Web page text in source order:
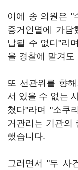
이에 송 의원은 "
증거인멸에 가담
납될 수 없다"라
을 경찰에 맡겨도
또 선관위를 향
서 있을 수 없는
쳤다"라며 "소쿠
거관리는 기관의
했습니다.
그러면서 "두 사